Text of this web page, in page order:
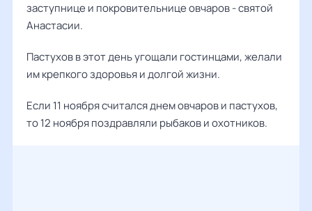
заступнице и покровительнице овчаров - святой
Анастасии.
Пастухов в этот день угощали гостинцами, желали
им крепкого здоровья и долгой жизни.
Если 11 ноября считался днем овчаров и пастухов,
то 12 ноября поздравляли рыбаков и охотников.